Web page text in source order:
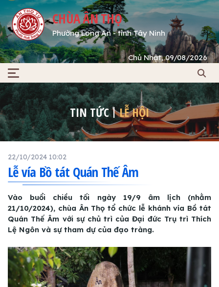
CHÙA ÂN THỌ
Phường Long An - tỉnh Tây Ninh
Chủ Nhật, 09/08/2026
TIN TỨC LỄ HỘI
22/10/2024 10:02
Lễ vía Bồ tát Quán Thế Âm
Vào buổi chiều tối ngày 19/9 âm lịch (nhằm
21/10/2024), chùa Ân Thọ tổ chức lễ khánh vía Bồ tát
Quán Thế Âm với sự chủ trì của Đại đức Trụ trì Thích
Lệ Ngôn và sự tham dự của đạo tràng.